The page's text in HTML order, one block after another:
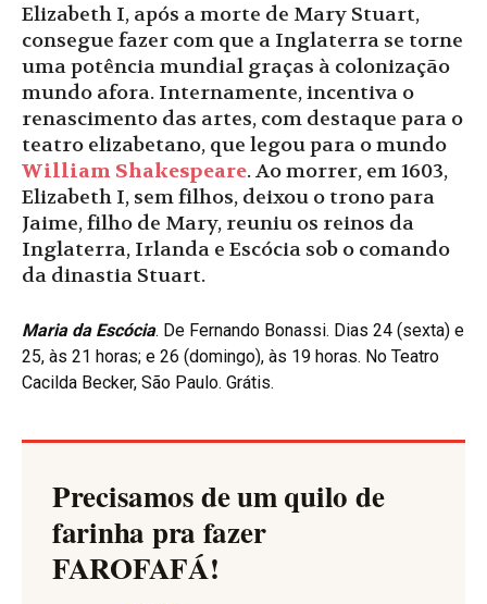
Elizabeth I, após a morte de Mary Stuart,
consegue fazer com que a Inglaterra se torne
uma potência mundial graças à colonização
mundo afora. Internamente, incentiva o
renascimento das artes, com destaque para o
teatro elizabetano, que legou para o mundo
William Shakespeare. Ao morrer, em 1603,
Elizabeth I, sem filhos, deixou o trono para
Jaime, filho de Mary, reuniu os reinos da
Inglaterra, Irlanda e Escócia sob o comando
da dinastia Stuart.
Maria da Escócia. De Fernando Bonassi. Dias 24 (sexta) e
25, às 21 horas; e 26 (domingo), às 19 horas. No Teatro
Cacilda Becker, São Paulo. Grátis.
Precisamos de um quilo de
farinha pra fazer
FAROFAFÁ!